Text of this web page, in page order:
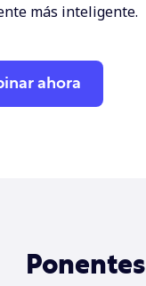
más inteligente.
ahora
Ponentes